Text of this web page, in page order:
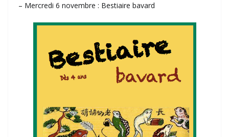
– Mercredi 6 novembre : Bestiaire bavard